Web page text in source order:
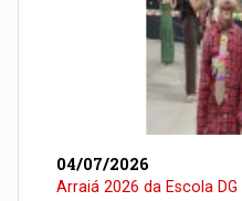
04/07/2026
Arraiá 2026 da Escola